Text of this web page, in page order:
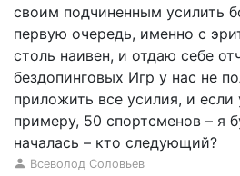
своим подчиненным усилить
первую очередь, именно с
столь наивен, и отдаю себе
бездопинговых Игр у нас не
приложить все усилия, и если
примеру, 50 спортсменов – я
началась – кто следующий?
Всеволод Соловьев